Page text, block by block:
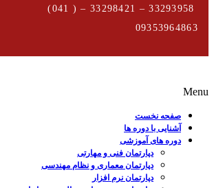
09353964863
Menu
صفحه نخست
آشنایی با دوره ها
دوره های آموزشی
دپارتمان فنی و مهارتی
دپارتمان معماری و نظام مهندسی
دپارتمان نرم افزار